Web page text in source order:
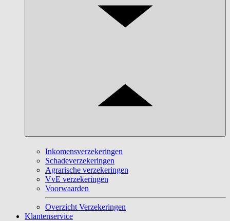
Inkomensverzekeringen
Schadeverzekeringen
Agrarische verzekeringen
VvE verzekeringen
Voorwaarden
Overzicht Verzekeringen
Klantenservice